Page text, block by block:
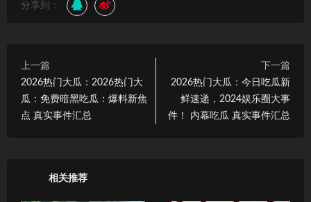
分享到：
上一篇
2026热门大瓜：2026热门大
瓜：免费暗黑吃瓜：爆料新焦
点 真实事件汇总
下一篇
2026热门大瓜：今日吃瓜新
鲜速递，2024娱乐圈大事
件！ 内幕吃瓜 真实事件汇总
相关推荐